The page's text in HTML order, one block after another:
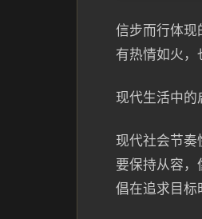
信步而行体现
有热情如火，
现代生活中的
现代社会节
要保持从容
倡在追求目标